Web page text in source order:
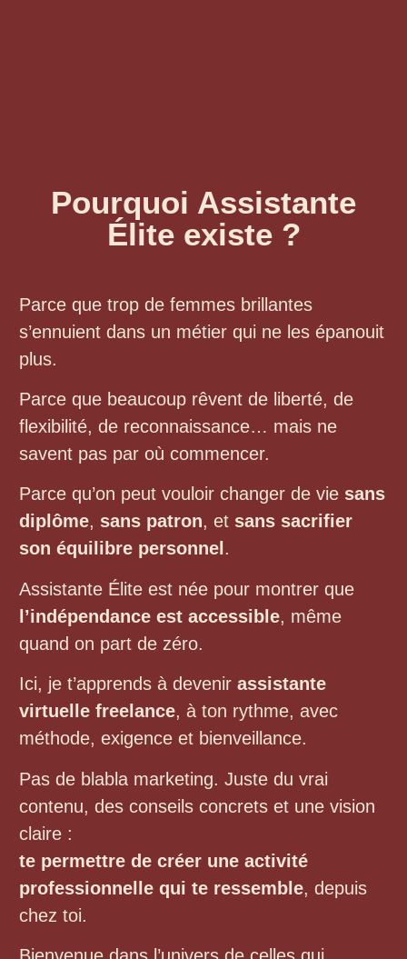
Pourquoi Assistante
Élite existe ?
Parce que trop de femmes brillantes
s’ennuient dans un métier qui ne les épanouit
plus.
Parce que beaucoup rêvent de liberté, de
flexibilité, de reconnaissance… mais ne
savent pas par où commencer.
Parce qu’on peut vouloir changer de vie sans
diplôme, sans patron, et sans sacrifier
son équilibre personnel .
Assistante Élite est née pour montrer que
l’indépendance est accessible, même
quand on part de zéro.
Ici, je t’apprends à devenir assistante
virtuelle freelance, à ton rythme, avec
méthode, exigence et bienveillance.
Pas de blabla marketing. Juste du vrai
contenu, des conseils concrets et une vision
claire :
te permettre de créer une activité
professionnelle qui te ressemble, depuis
chez toi.